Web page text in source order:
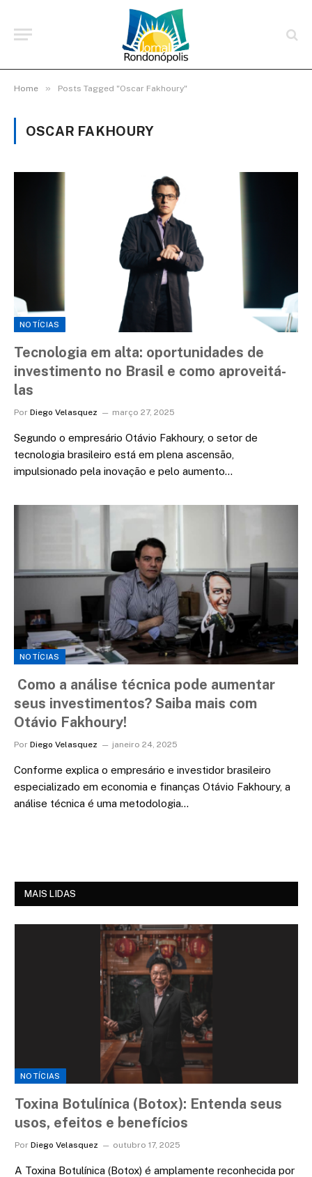
Home » Posts Tagged "Oscar Fakhoury"
OSCAR FAKHOURY
NOTÍCIAS
Tecnologia em alta: oportunidades de
investimento no Brasil e como aproveitá-
las
Por Diego Velasquez março 27, 2025
Segundo o empresário Otávio Fakhoury, o setor de
tecnologia brasileiro está em plena ascensão,
impulsionado pela inovação e pelo aumento…
NOTÍCIAS
Como a análise técnica pode aumentar
seus investimentos? Saiba mais com
Otávio Fakhoury!
Por Diego Velasquez janeiro 24, 2025
Conforme explica o empresário e investidor brasileiro
especializado em economia e finanças Otávio Fakhoury, a
análise técnica é uma metodologia…
MAIS LIDAS
NOTÍCIAS
Toxina Botulínica (Botox): Entenda seus
usos, efeitos e benefícios
Por Diego Velasquez outubro 17, 2025
A Toxina Botulínica (Botox) é amplamente reconhecida por